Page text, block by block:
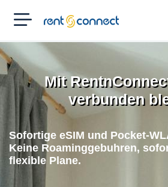
RENT'N
CONNECT
Mit
verbunden
Sofortige eSIM und Pocket-
Keine Roaminggebuhren,
flexible Plane.